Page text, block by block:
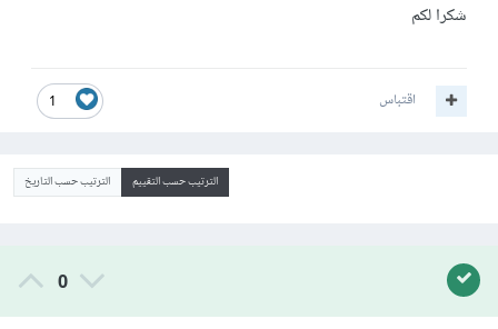
شكرا لكم
1 اقتباس
الترتيب حسب التقييم الترتيب حسب التاريخ
0